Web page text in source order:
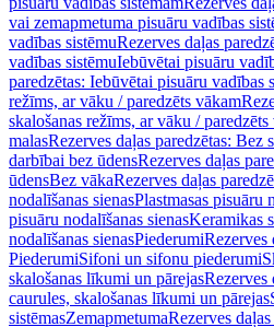
vai zemapmetuma pisuāru vadības
vadības sistēmuRezerves daļas
vadības sistēmuIebūvētai pisuāru
paredzētas: Iebūvētai pisuāru vadības
režīms, ar vāku / paredzēts vākam
skalošanas režīms, ar vāku / paredzēts
malasRezerves daļas paredzētas: Bez
darbībai bez ūdensRezerves daļas
ūdensBez vākaRezerves daļas
nodalīšanas sienasPlastmasas pisuāru
pisuāru nodalīšanas sienasKeramikas
nodalīšanas sienasPiederumiRezerves
PiederumiSifoni un sifonu piederumi
skalošanas līkumi un pārejasRezerves
caurules, skalošanas līkumi un pārejas
sistēmasZemapmetumaRezerves